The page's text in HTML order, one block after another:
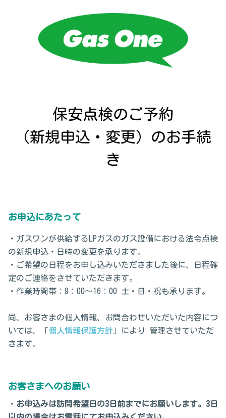
保安点検のご予約
（新規申込・変更）のお手続
き
お申込にあたって
・ガスワンが供給するLPガスのガス設備における法令点検
の新規申込・日時の変更を承ります。
・ご希望の日程をお申し込みいただきました後に、日程確
定のご連絡をさせていただきます。
・作業時間帯：9：00～16：00 土・日・祝も承ります。
尚、お客さまの個人情報、お問合わせいただいた内容につ
いては、「個人情報保護方針 」により 管理させていただ
きます。
お客さまへのお願い
・ お申込みは訪問希望日の3日前までにお願いします。3日